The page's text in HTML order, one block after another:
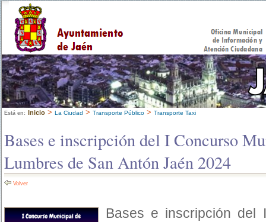
Está en: Inicio > La Ciudad > Transporte Público > Transporte Taxi
Bases e inscripción del I Concurso
Lumbres de San Antón Jaén 2024
Volver
Bases e inscripción del